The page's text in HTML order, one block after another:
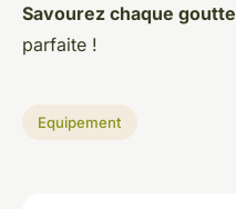
Savourez chaque goutte
parfaite !
Equipement